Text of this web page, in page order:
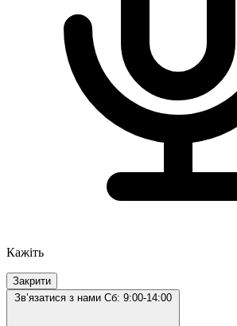
Кажіть
Закрити
Звʼязатися з нами Сб: 9:00-14:00